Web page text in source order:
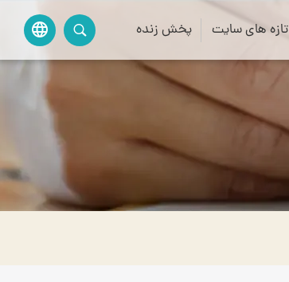
تازه های سایت پخش زنده language